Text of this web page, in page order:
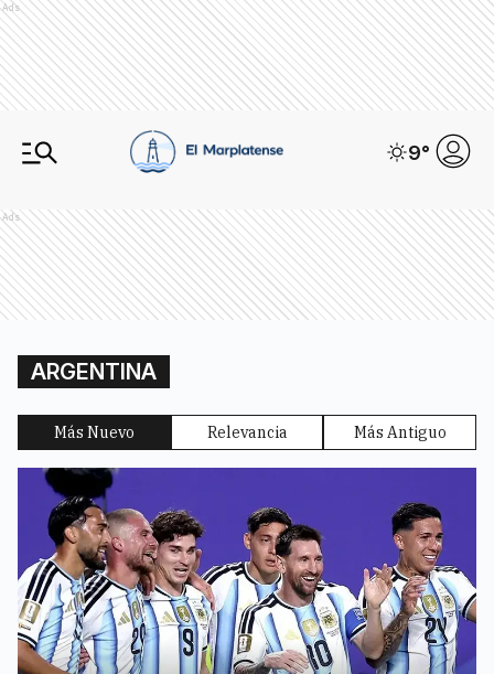
Ads
9°
Ads
ARGENTINA
Más Nuevo Relevancia Más Antiguo